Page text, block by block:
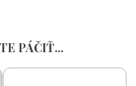
PÁČIŤ...